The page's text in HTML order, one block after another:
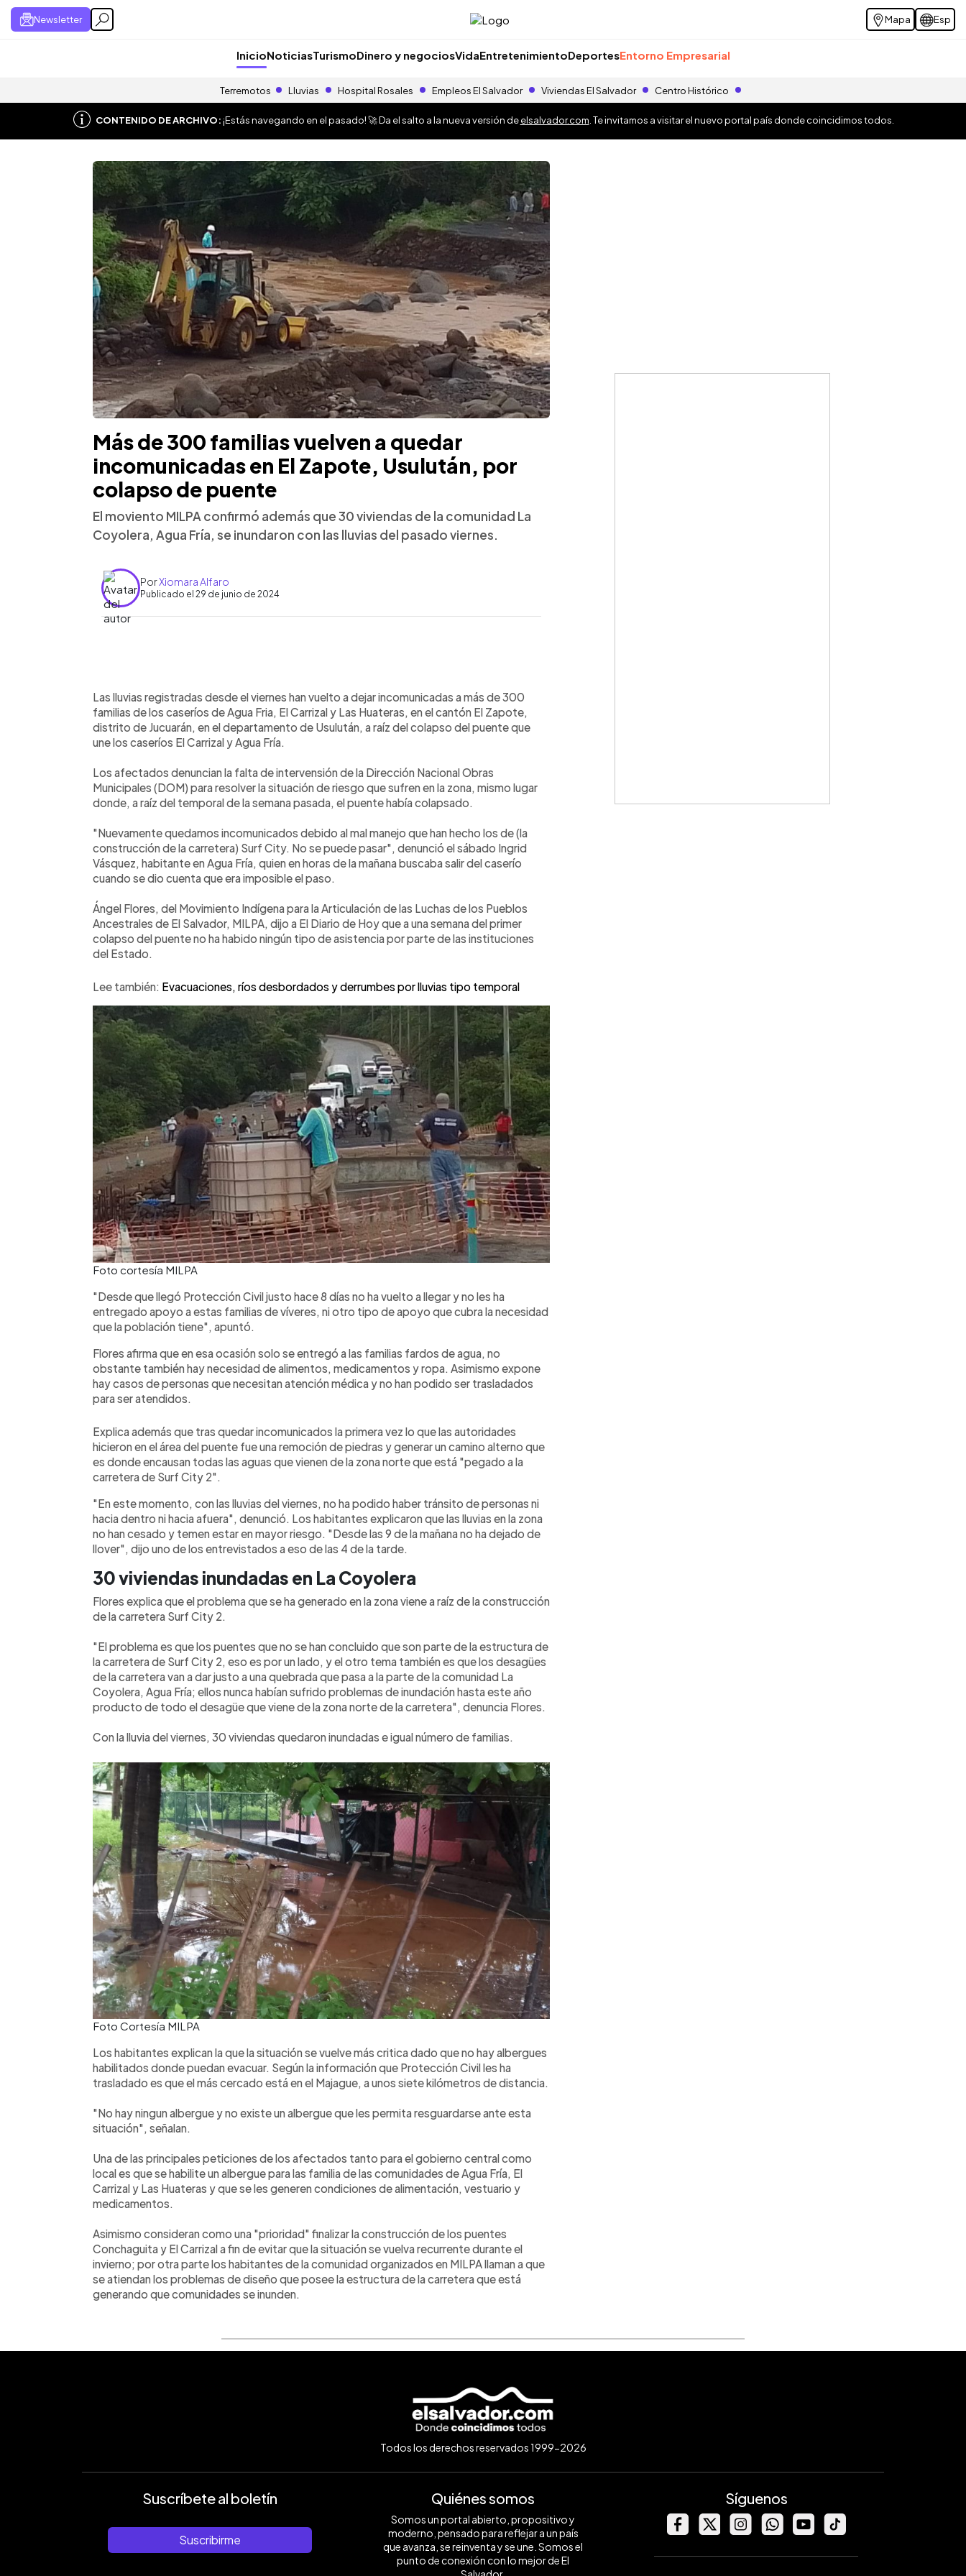
Newsletter Mapa Esp
InicioNoticiasTurismoDinero y negociosVidaEntretenimientoDeportesEntorno Empresarial
Terremotos Lluvias Hospital Rosales Empleos El Salvador Viviendas El Salvador Centro Histórico
CONTENIDO DE ARCHIVO:¡Estás navegando en el pasado! 🚀 Da el salto a la nueva versión deelsalvador.com . Te invitamos a visitar el nuevo portal país donde coincidimos todos.
Más de 300 familias vuelven a quedar
incomunicadas en El Zapote, Usulután, por
colapso de puente
El moviento MILPA confirmó además que 30 viviendas de la comunidad La
Coyolera, Agua Fría, se inundaron con las lluvias del pasado viernes.
PorXiomara Alfaro
Publicado el 29 de junio de 2024
Las lluvias registradas desde el viernes han vuelto a dejar incomunicadas a más de 300
familias de los caseríos de Agua Fria, El Carrizal y Las Huateras, en el cantón El Zapote,
distrito de Jucuarán, en el departamento de Usulután, a raíz del colapso del puente que
une los caseríos El Carrizal y Agua Fría.
Los afectados denuncian la falta de intervensión de la Dirección Nacional Obras
Municipales (DOM) para resolver la situación de riesgo que sufren en la zona, mismo lugar
donde, a raíz del temporal de la semana pasada, el puente había colapsado.
"Nuevamente quedamos incomunicados debido al mal manejo que han hecho los de (la
construcción de la carretera) Surf City. No se puede pasar", denunció el sábado Ingrid
Vásquez, habitante en Agua Fría, quien en horas de la mañana buscaba salir del caserío
cuando se dio cuenta que era imposible el paso.
Ángel Flores, del Movimiento Indígena para la Articulación de las Luchas de los Pueblos
Ancestrales de El Salvador, MILPA, dijo a El Diario de Hoy que a una semana del primer
colapso del puente no ha habido ningún tipo de asistencia por parte de las instituciones
del Estado.
Lee también: Evacuaciones, ríos desbordados y derrumbes por lluvias tipo temporal
Foto cortesía MILPA
"Desde que llegó Protección Civil justo hace 8 días no ha vuelto a llegar y no les ha
entregado apoyo a estas familias de víveres, ni otro tipo de apoyo que cubra la necesidad
que la población tiene", apuntó.
Flores afirma que en esa ocasión solo se entregó a las familias fardos de agua, no
obstante también hay necesidad de alimentos, medicamentos y ropa. Asimismo expone
hay casos de personas que necesitan atención médica y no han podido ser trasladados
para ser atendidos.
Explica además que tras quedar incomunicados la primera vez lo que las autoridades
hicieron en el área del puente fue una remoción de piedras y generar un camino alterno que
es donde encausan todas las aguas que vienen de la zona norte que está "pegado a la
carretera de Surf City 2".
"En este momento, con las lluvias del viernes, no ha podido haber tránsito de personas ni
hacia dentro ni hacia afuera", denunció. Los habitantes explicaron que las lluvias en la zona
no han cesado y temen estar en mayor riesgo. "Desde las 9 de la mañana no ha dejado de
llover", dijo uno de los entrevistados a eso de las 4 de la tarde.
30 viviendas inundadas en La Coyolera
Flores explica que el problema que se ha generado en la zona viene a raíz de la construcción
de la carretera Surf City 2.
"El problema es que los puentes que no se han concluido que son parte de la estructura de
la carretera de Surf City 2, eso es por un lado, y el otro tema también es que los desagües
de la carretera van a dar justo a una quebrada que pasa a la parte de la comunidad La
Coyolera, Agua Fría; ellos nunca habían sufrido problemas de inundación hasta este año
producto de todo el desagüe que viene de la zona norte de la carretera", denuncia Flores.
Con la lluvia del viernes, 30 viviendas quedaron inundadas e igual número de familias.
Foto Cortesía MILPA
Los habitantes explican la que la situación se vuelve más critica dado que no hay albergues
habilitados donde puedan evacuar. Según la información que Protección Civil les ha
trasladado es que el más cercado está en el Majague, a unos siete kilómetros de distancia.
"No hay ningun albergue y no existe un albergue que les permita resguardarse ante esta
situación", señalan.
Una de las principales peticiones de los afectados tanto para el gobierno central como
local es que se habilite un albergue para las familia de las comunidades de Agua Fría, El
Carrizal y Las Huateras y que se les generen condiciones de alimentación, vestuario y
medicamentos.
Asimismo consideran como una "prioridad" finalizar la construcción de los puentes
Conchaguita y El Carrizal a fin de evitar que la situación se vuelva recurrente durante el
invierno; por otra parte los habitantes de la comunidad organizados en MILPA llaman a que
se atiendan los problemas de diseño que posee la estructura de la carretera que está
generando que comunidades se inunden.
Todos los derechos reservados 1999-2026
Suscríbete al boletín
Suscribirme
Quiénes somos
Somos un portal abierto, propositivo y
moderno, pensado para reflejar a un país
que avanza, se reinventa y se une. Somos el
punto de conexión con lo mejor de El
Síguenos